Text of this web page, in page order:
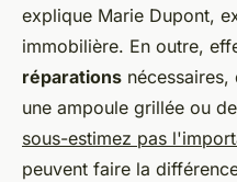
explique Marie Dupont,
immobilière. En outre,
réparations
une ampoule grillée ou
sous-estimez pas
peuvent faire la